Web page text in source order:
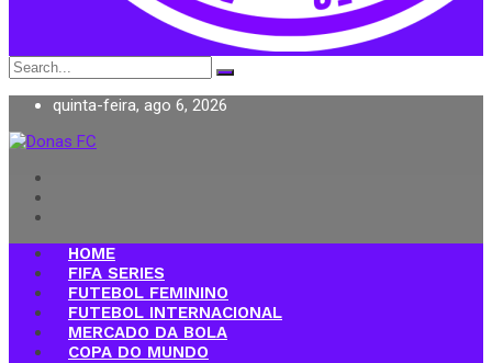
Search
for:
quinta-feira, ago 6, 2026
Donas FC
HOME
FIFA SERIES
FUTEBOL FEMININO
FUTEBOL INTERNACIONAL
MERCADO DA BOLA
COPA DO MUNDO